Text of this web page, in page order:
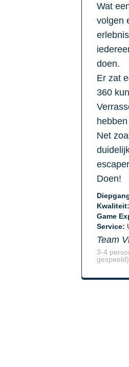
Wat
volgen
doen.
Er zat
360
Net
Doen!
Kwaliteit:
Game
Service:
Team
3-4